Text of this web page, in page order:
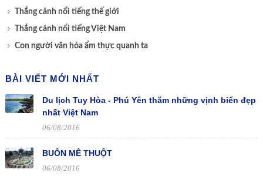
Thắng cảnh nổi tiếng thế giới
Thắng cảnh nổi tiếng Việt Nam
Con người văn hóa ẩm thực quanh ta
BÀI VIẾT MỚI NHẤT
Du lịch Tuy Hòa - Phú Yên thăm những vịnh biển đẹp
nhất Việt Nam
06/08/2016
BUÔN MÊ THUỘT
06/08/2016